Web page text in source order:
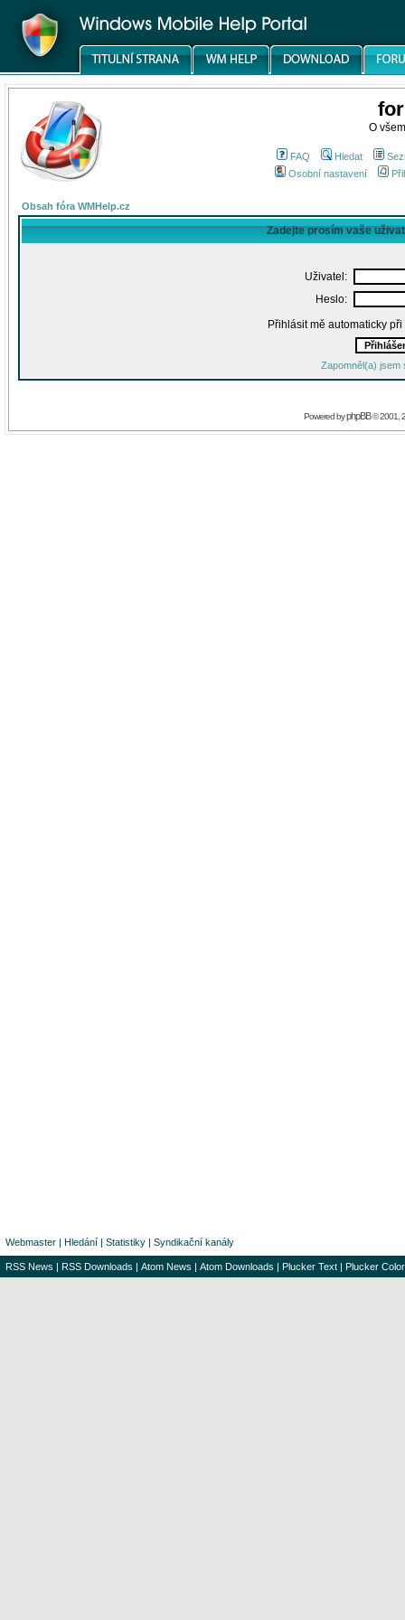
O
FAQ Hledat
Osobní nastavení
Obsah fóra WMHelp.cz
Zadejte prosím vaše
Uživatel:
Heslo:
Přihlásit mě automaticky
Zapomněl(a) jsem
Powered byphpBB© 2001,
Webmaster | Hledání | Statistiky | Syndikační kanály
RSS News | RSS Downloads | Atom News | Atom Downloads | Plucker Text | Plucker Color